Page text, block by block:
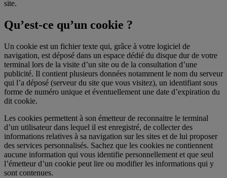
site.
Qu’est-ce qu’un cookie ?
Un cookie est un fichier texte qui, grâce à votre logiciel de
navigation, est déposé dans un espace dédié du disque dur de votre
terminal lors de la visite d’un site ou de la consultation d’une
publicité. Il contient plusieurs données notamment le nom du serveur
qui l’a déposé (serveur du site que vous visitez), un identifiant sous
forme de numéro unique et éventuellement une date d’expiration du
dit cookie.
Les cookies permettent à son émetteur de reconnaitre le terminal
d’un utilisateur dans lequel il est enregistré, de collecter des
informations relatives à sa navigation sur les sites et de lui proposer
des services personnalisés. Sachez que les cookies ne contiennent
aucune information qui vous identifie personnellement et que seul
l’émetteur d’un cookie peut lire ou modifier les informations qui y
sont contenues.